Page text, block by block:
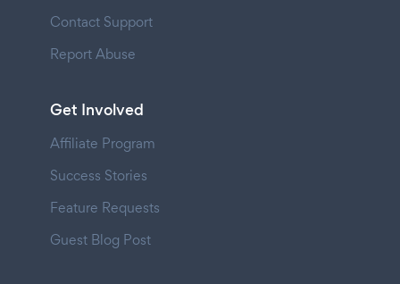
Contact Support
Report Abuse
Get Involved
Affiliate Program
Success Stories
Feature Requests
Guest Blog Post